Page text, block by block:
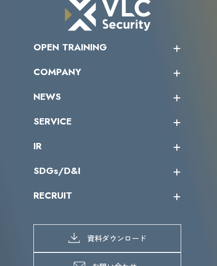
OPEN TRAINING
受講者の声
COMPANY
トップメッセージ
ミッション／ビジョン
役員一覧
NEWS
サイバーニュース
SERVICE
カテゴリー別サービス一覧
IR
IRカレンダー
IRライブラリー
よくあるご質問
SDGs/D&I
当グループのマテリアリティ
SDGs推進体制
D&Iの取り組み
RECRUIT
募集職種一覧
メッセージ
メンバーインタビュー
資料ダウンロード